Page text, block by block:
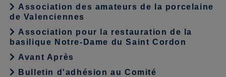
Association des amateurs de la porcelaine
de Valenciennes
Association pour la restauration de la
basilique Notre-Dame du Saint Cordon
Avant Après
Bulletin d'adhésion au Comité